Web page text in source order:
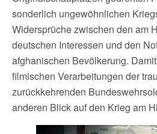
sonderlich ungewöhnlichen
Widersprüche zwischen den am
deutschen Interessen und den
afghanischen Bevölkerung.
filmischen Verarbeitungen der
zurückkehrenden
anderen Blick auf den Krieg am